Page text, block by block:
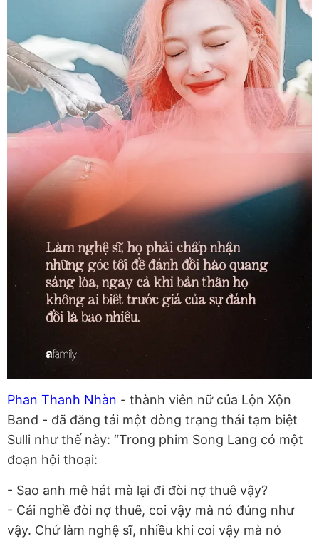
Phan Thanh Nhàn - thành viên nữ của Lộn Xộn
Band - đã đăng tải một dòng trạng thái tạm biệt
Sulli như thế này: “Trong phim Song Lang có một
đoạn hội thoại:
- Sao anh mê hát mà lại đi đòi nợ thuê vậy?
- Cái nghề đòi nợ thuê, coi vậy mà nó đúng như
vậy. Chứ làm nghệ sĩ, nhiều khi coi vậy mà nó